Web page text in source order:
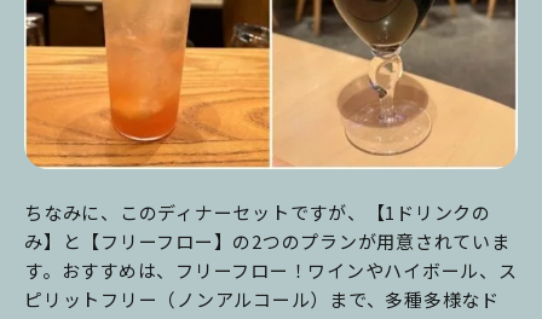
ちなみに、このディナーセットですが、【1ドリンクの
み】と【フリーフロー】の2つのプランが用意されていま
す。おすすめは、フリーフロー！ワインやハイボール、ス
ピリットフリー（ノンアルコール）まで、多種多様なド